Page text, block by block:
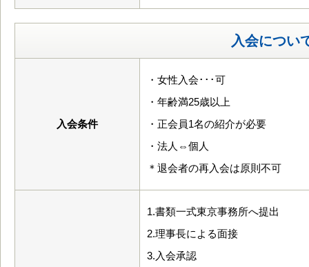
入会につい
入会条件
・女性入会･･･可
・年齢満25歳以上
・正会員1名の紹介が必要
・法人⇔個人
＊退会者の再入会は原則不可
1.書類一式東京事務所へ提出
2.理事長による面接
3.入会承認